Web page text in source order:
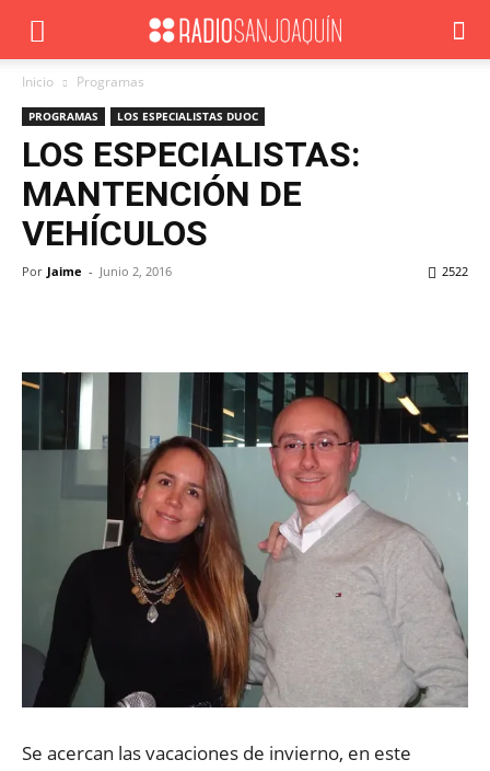
Inicio Programas
PROGRAMAS LOS ESPECIALISTAS DUOC
LOS ESPECIALISTAS:
MANTENCIÓN DE
VEHÍCULOS
Por Jaime - Junio 2, 2016 2522
Se acercan las vacaciones de invierno, en este